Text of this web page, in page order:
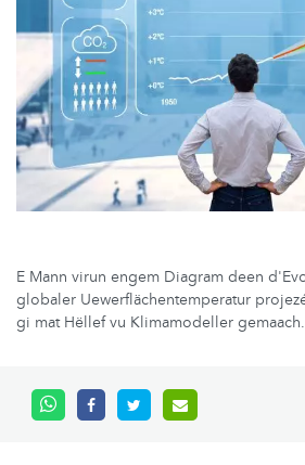
E Mann virun engem Diagram deen
globaler Uewerflächentemperatur
gi mat Hëllef vu Klimamodeller gemaach.